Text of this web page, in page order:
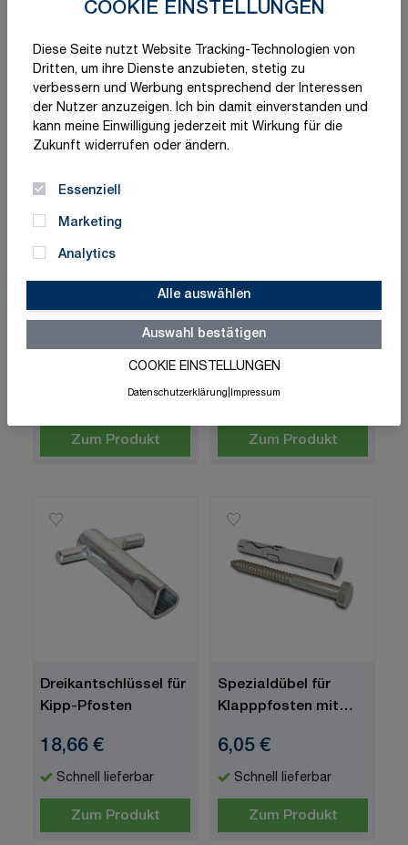
COOKIE EINSTELLUNGEN
Diese Seite nutzt Website Tracking-Technologien von
Dritten, um ihre Dienste anzubieten, stetig zu
verbessern und Werbung entsprechend der Interessen
der Nutzer anzuzeigen. Ich bin damit einverstanden und
kann meine Einwilligung jederzeit mit Wirkung für die
Zukunft widerrufen oder ändern.
Essenziell
Marketing
Analytics
Alle auswählen
Auswahl bestätigen
COOKIE EINSTELLUNGEN
Datenschutzerklärung Impressum
Artikel pro Seite Sortieren nach
"SESAM A" mit
Zylinderschließung,
rot / weiß, Gütestahl
Schnell lieferbar
Zum Produkt
Klapppfosten
"SESAM B" mit
Dreikantschließung,
rot / weiß, Gütestahl
ab267,30 €
Schnell lieferbar
Zum Produkt
Dreikantschlüssel für
Kipp-Pfosten
18,66 €
Schnell lieferbar
Zum Produkt
Spezialdübel für
Klapppfosten mit
Pfosten erforderlich)
6,05 €
Schnell lieferbar
Zum Produkt